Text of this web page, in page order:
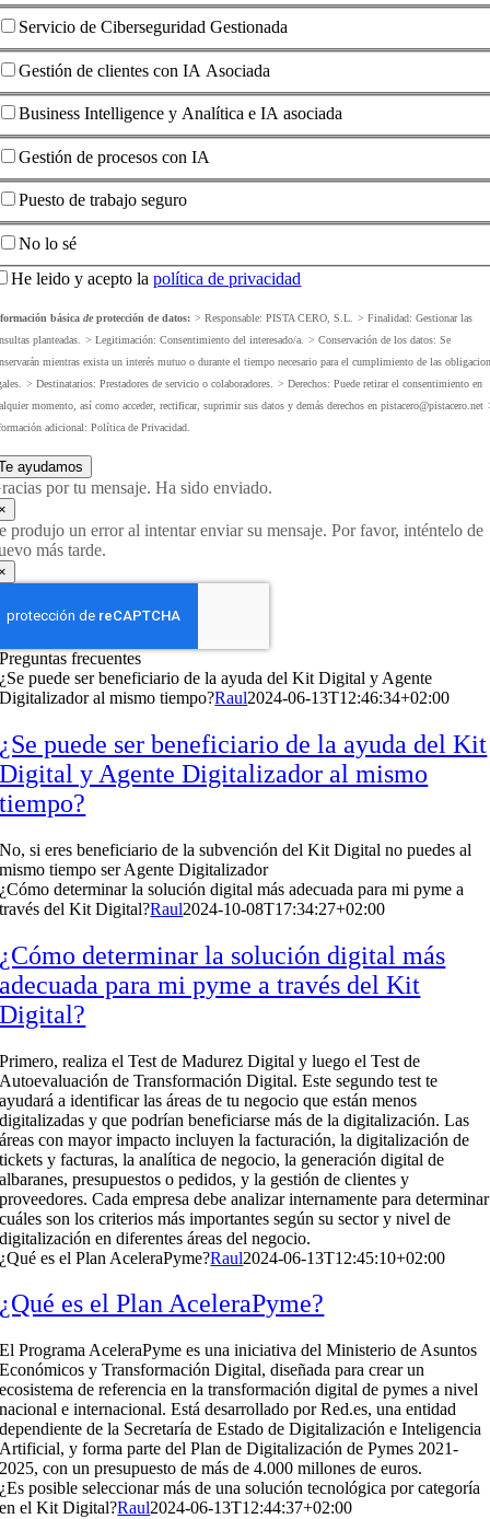
Servicio de Ciberseguridad Gestionada
Gestión de clientes con IA Asociada
Business Intelligence y Analítica e IA asociada
Gestión de procesos con IA
Puesto de trabajo seguro
No lo sé
He leido y acepto lapolítica de privacidad
básicade protección de datos: > Responsable:PISTA CERO, S.L. > Finalidad: Gestionar las
planteadas.
> Legitimación: Consentimiento del interesado/a. > Conservación de los datos:Se
mientras exista un interés mutuo o durante el tiempo necesario para el cumplimiento de las
> Destinatarios:Prestadores de servicio o colaboradores. > Derechos: Puede retirar el consentimiento en
momento, así como acceder, rectificar, suprimir sus datos y demás derechos en pistacero@pistacero.net
adicional: Política de Privacidad.
ayudamos
por tu mensaje. Ha sido enviado.
produjo un error al intentar enviar su mensaje. Por favor, inténtelo de
más tarde.
Preguntas frecuentes
¿Se puede ser beneficiario de la ayuda del Kit Digital y Agente
Digitalizador al mismo tiempo?Raul2024-06-13T12:46:34+02:00
¿Se puede ser beneficiario de la ayuda del Kit
Digital y Agente Digitalizador al mismo
tiempo?
No, si eres beneficiario de la subvención del Kit Digital no puedes al
mismo tiempo ser Agente Digitalizador
¿Cómo determinar la solución digital más adecuada para mi pyme a
través del Kit Digital?Raul2024-10-08T17:34:27+02:00
¿Cómo determinar la solución digital más
adecuada para mi pyme a través del Kit
Digital?
Primero, realiza el Test de Madurez Digital y luego el Test de
Autoevaluación de Transformación Digital. Este segundo test te
ayudará a identificar las áreas de tu negocio que están menos
digitalizadas y que podrían beneficiarse más de la digitalización. Las
áreas con mayor impacto incluyen la facturación, la digitalización de
tickets y facturas, la analítica de negocio, la generación digital de
albaranes, presupuestos o pedidos, y la gestión de clientes y
proveedores. Cada empresa debe analizar internamente para determinar
cuáles son los criterios más importantes según su sector y nivel de
digitalización en diferentes áreas del negocio.
¿Qué es el Plan AceleraPyme?Raul2024-06-13T12:45:10+02:00
¿Qué es el Plan AceleraPyme?
El Programa AceleraPyme es una iniciativa del Ministerio de Asuntos
Económicos y Transformación Digital, diseñada para crear un
ecosistema de referencia en la transformación digital de pymes a nivel
nacional e internacional. Está desarrollado por Red.es, una entidad
dependiente de la Secretaría de Estado de Digitalización e Inteligencia
Artificial, y forma parte del Plan de Digitalización de Pymes 2021-
2025, con un presupuesto de más de 4.000 millones de euros.
¿Es posible seleccionar más de una solución tecnológica por categoría
en el Kit Digital?Raul2024-06-13T12:44:37+02:00